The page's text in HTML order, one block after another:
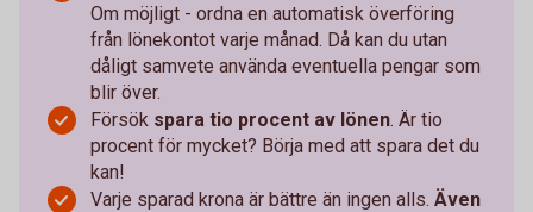
Om möjligt - ordna en automatisk överföring
från lönekontot varje månad. Då kan du utan
dåligt samvete använda eventuella pengar som
blir över.
Försök spara tio procent av lönen. Är tio
procent för mycket? Börja med att spara det du
kan!
Varje sparad krona är bättre än ingen alls. Även